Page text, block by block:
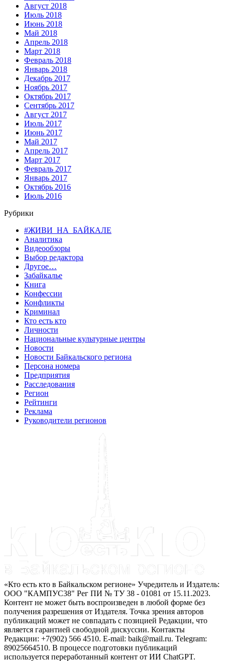
Август 2018
Июль 2018
Июнь 2018
Май 2018
Апрель 2018
Март 2018
Февраль 2018
Январь 2018
Декабрь 2017
Ноябрь 2017
Октябрь 2017
Сентябрь 2017
Август 2017
Июль 2017
Июнь 2017
Май 2017
Апрель 2017
Март 2017
Февраль 2017
Январь 2017
Октябрь 2016
Июль 2016
Рубрики
#ЖИВИ_НА_БАЙКАЛЕ
Аналитика
Видеообзоры
Выбор редактора
Другое…
Забайкалье
Книга
Конфессии
Конфликты
Криминал
Кто есть кто
Личности
Национальные культурные центры
Новости
Новости Байкальского региона
Персона номера
Предприятия
Расследования
Регион
Рейтинги
Реклама
Руководители регионов
«Кто есть кто в Байкальском регионе» Учредитель и Издатель:
ООО "КАМПУС38" Рег ПИ № ТУ 38 - 01081 от 15.11.2023.
Контент не может быть воспроизведен в любой форме без
получения разрешения от Издателя. Точка зрения авторов
публикаций может не совпадать с позицией Редакции, что
является гарантией свободной дискуссии. Контакты
Редакции: +7(902) 566 4510. E-mail: baik@mail.ru. Telegram:
89025664510. В процессе подготовки публикаций
используется переработанный контент от ИИ ChatGPT.